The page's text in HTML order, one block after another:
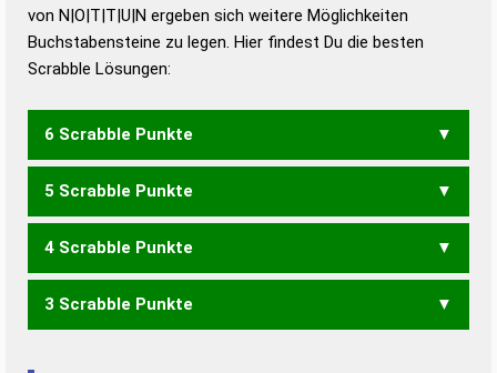
Duden – Die deutsche Grammatik
Duden – Deutsches
von N|O|T|T|U|N ergeben sich weitere Möglichkeiten
Buchstabensteine zu legen. Hier findest Du die besten
Scrabble Lösungen:
6 Scrabble Punkte
UNTOT
5 Scrabble Punkte
TONT
4 Scrabble Punkte
NON OUT TON TOT
3 Scrabble Punkte